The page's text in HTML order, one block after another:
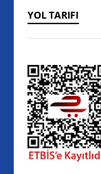
YOL TARIFI